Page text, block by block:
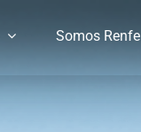
Somos Renfe